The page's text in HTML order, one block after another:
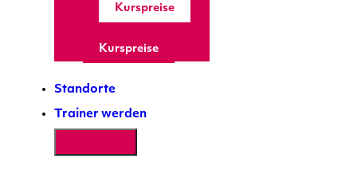
Kurspreise
Kurspreise
Standorte
Trainer werden